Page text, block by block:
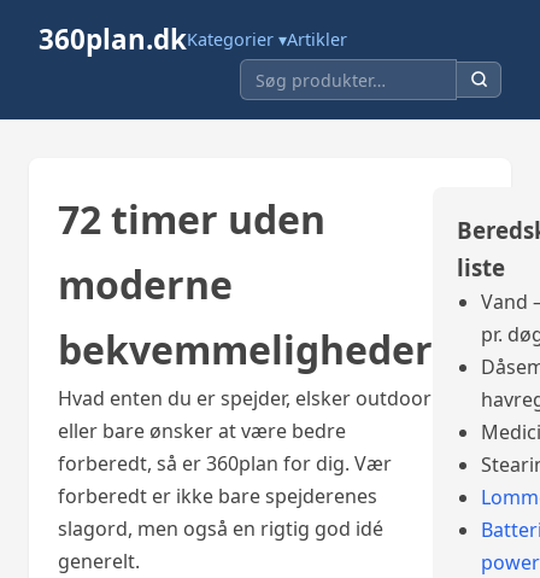
360plan.dkKategorier ▾Artikler
72 timer uden
moderne
bekvemmeligheder
Hvad enten du er spejder, elsker outdoor
eller bare ønsker at være bedre
forberedt, så er 360plan for dig. Vær
forberedt er ikke bare spejderenes
slagord, men også en rigtig god idé
generelt.
liste
Vand
pr.